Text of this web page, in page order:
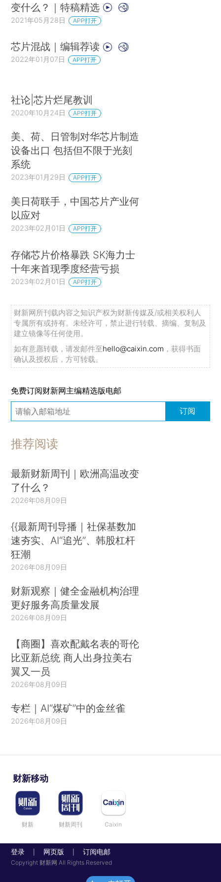
变什么？｜特稿精选
2021年05月28日 APP打开
芯片混战｜编辑荐读
2022年01月07日 APP打开
社论|芯片烂尾教训
2020年10月24日 APP打开
美、荷、日管制对华芯片制造
设备出口 包括但不限于光刻
系统
2023年01月29日 APP打开
美日荷联手，中国芯片产业何
以应对
2023年02月01日 APP打开
存储芯片价格暴跌 SK海力士
十年来首现季度经营亏损
2023年02月01日 APP打开
财新网所刊载内容之知识产权为财新传媒及/或相关权利人
专属所有或持有。未经许可，禁止进行转载、摘编、复制及
建立镜像等任何使用。
如有意愿转载，请发邮件至hello@caixin.com ，获得书面
确认及授权后，方可转载。
免费订阅财新网主编精选版电邮
订阅
推荐阅读
最新财新周刊｜欧洲高温改变
了什么？
2026年08月09日
{{最新周刊导播｜社保基数加
速夯实、AI“追光”、韩股杠杆
狂潮
2026年08月09日
财新观察｜健全金融机构治理
更好服务高质量发展
2026年08月09日
【商圈】喜欢配戴名表的哥伦
比亚新总统 商人出身拉美右
翼又一员
2026年08月09日
专栏｜AI“煤矿”中的金丝雀
2026年08月09日
财新移动
财新 财新周刊 Caixin
登录 网页版 订阅电邮
Copyright 财新网 All Rights Reserved